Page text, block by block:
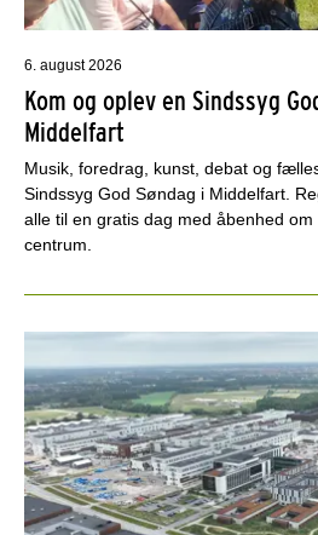
6. august 2026
Kom og oplev en Sindssyg
Middelfart
Musik, foredrag, kunst, debat og
Sindssyg God Søndag i Middelfart.
alle til en gratis dag med åbenhed
centrum.